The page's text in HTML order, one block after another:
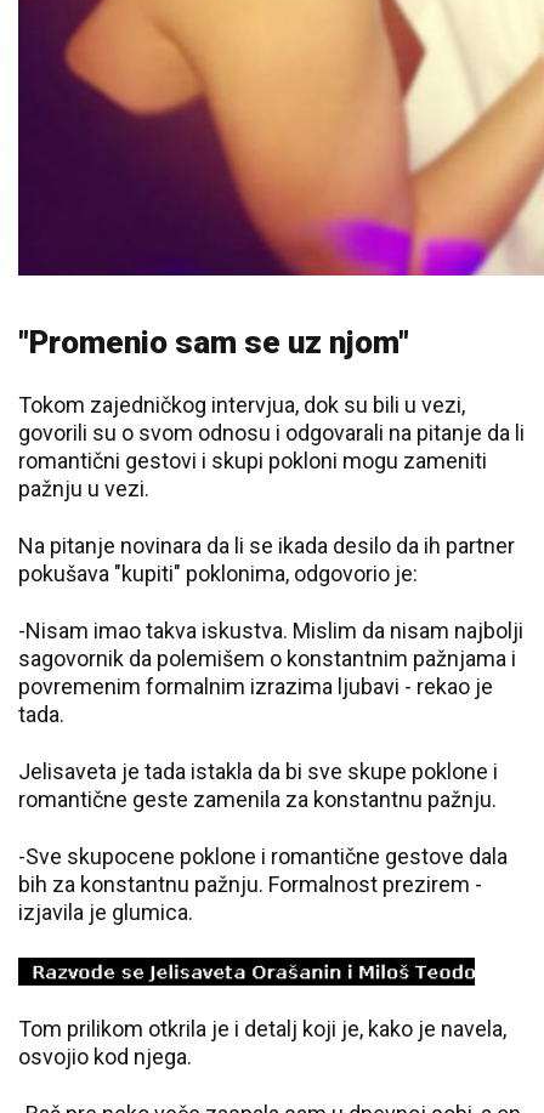
"Promenio sam se uz njom"
Tokom zajedničkog intervjua, dok su bili u vezi,
govorili su o svom odnosu i odgovarali na pitanje da li
romantični gestovi i skupi pokloni mogu zameniti
pažnju u vezi.
Na pitanje novinara da li se ikada desilo da ih partner
pokušava "kupiti" poklonima, odgovorio je:
-Nisam imao takva iskustva. Mislim da nisam najbolji
sagovornik da polemišem o konstantnim pažnjama i
povremenim formalnim izrazima ljubavi - rekao je
tada.
Jelisaveta je tada istakla da bi sve skupe poklone i
romantične geste zamenila za konstantnu pažnju.
-Sve skupocene poklone i romantične gestove dala
bih za konstantnu pažnju. Formalnost prezirem -
izjavila je glumica.
Tom prilikom otkrila je i detalj koji je, kako je navela,
osvojio kod njega.